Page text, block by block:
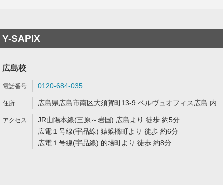
Y-SAPIX
広島校
0120-684-035
広島県広島市南区大須賀町13-9 ベルヴュオフィス広島 内
JR山陽本線(三原～岩国) 広島より 徒歩 約5分
広電１号線(宇品線) 猿猴橋町より 徒歩 約6分
広電１号線(宇品線) 的場町より 徒歩 約8分